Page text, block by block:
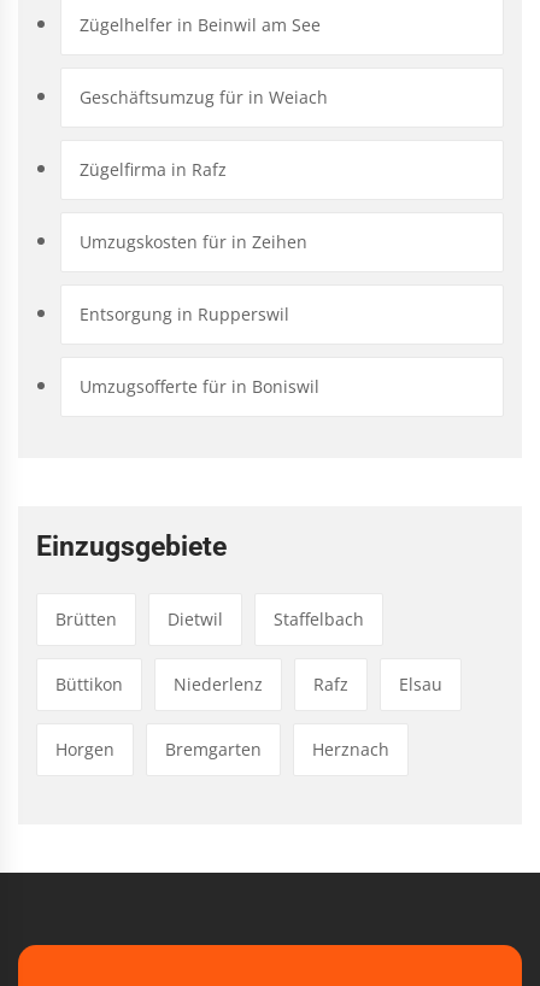
Zügelhelfer in Beinwil am See
Geschäftsumzug für in Weiach
Zügelfirma in Rafz
Umzugskosten für in Zeihen
Entsorgung in Rupperswil
Umzugsofferte für in Boniswil
Einzugsgebiete
Brütten Dietwil Staffelbach
Büttikon Niederlenz Rafz Elsau
Horgen Bremgarten Herznach